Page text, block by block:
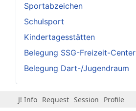
Sportabzeichen
Schulsport
Kindertagesstätten
Belegung SSG-Freizeit-Center
Belegung Dart-/Jugendraum
J! Info Request Session Profile